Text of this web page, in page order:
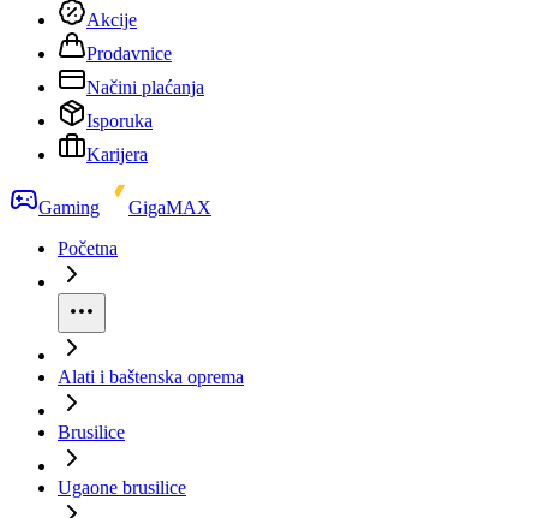
Akcije
Prodavnice
Načini plaćanja
Isporuka
Karijera
Gaming
GigaMAX
Početna
Alati i baštenska oprema
Brusilice
Ugaone brusilice